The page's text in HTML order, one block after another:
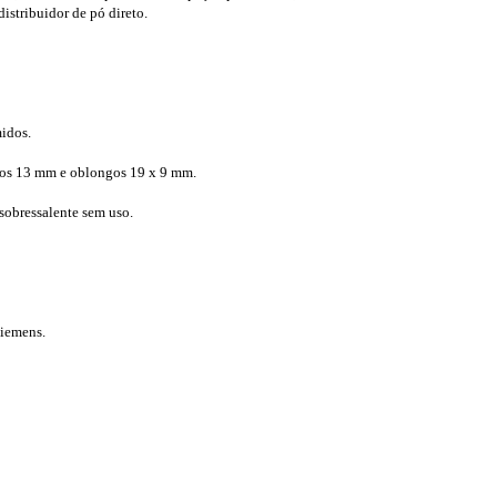
de pó direto.
13 mm e oblongos 19 x 9 mm.
sem uso.